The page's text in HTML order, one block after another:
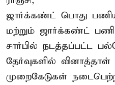
ஜார்க்கண்ட் பொது
மற்றும் ஜார்க்கண்ட்
சார்பில் நடத்தப்பட்ட
தேர்வுகளில் வினாத்தாள்
முறைகேடுகள்